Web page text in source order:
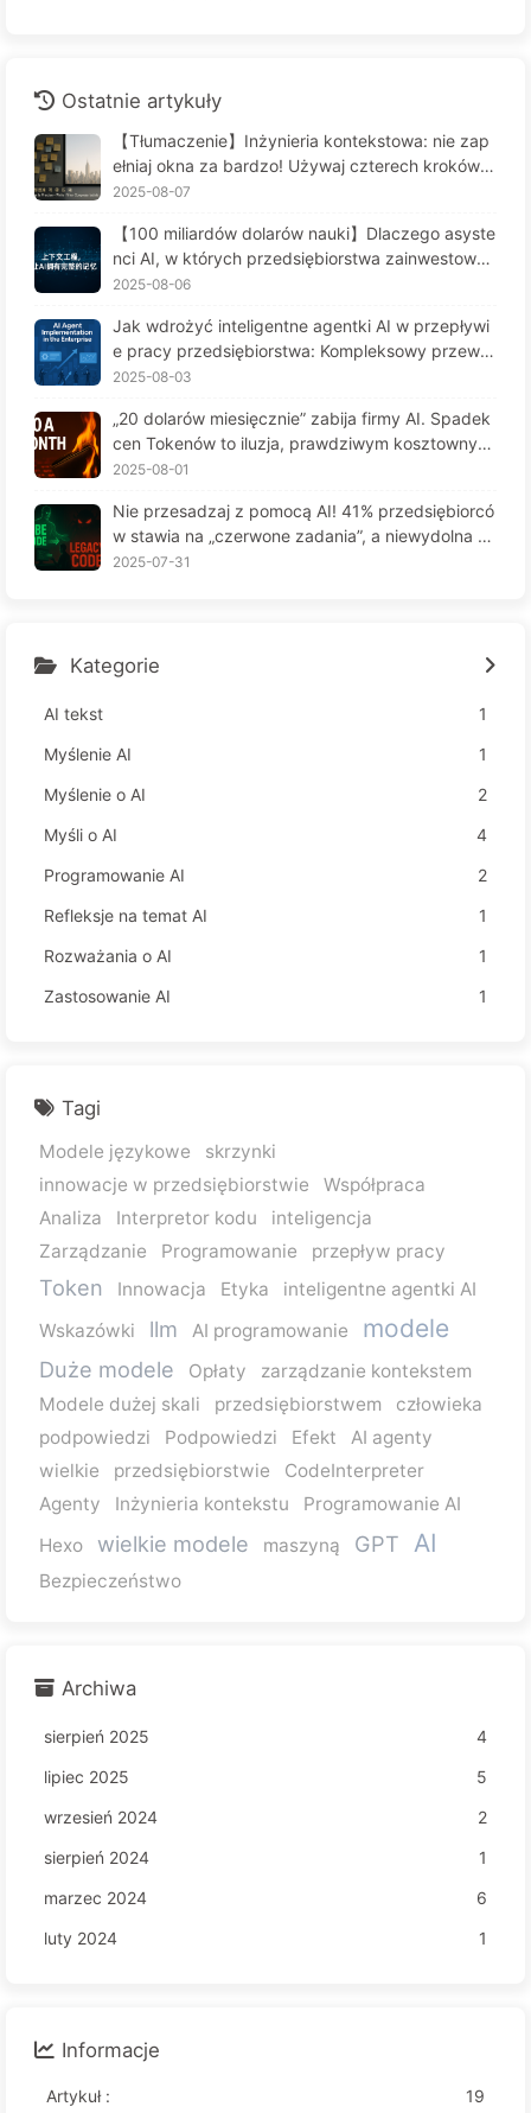
Ostatnie artykuły
【Tłumaczenie】Inżynieria kontekstowa: nie zap
ełniaj okna za bardzo! Używaj czterech kroków d
o zarządzania kontekstem, bądź czujny na zafał
ewnątrz — Uczymy się AI powoli 170
2025-08-07
【100 miliardów dolarów nauki】Dlaczego asyste
nci AI, w których przedsiębiorstwa zainwestował
y fortunę, cierpią na "amnezję" w kluczowych mo
wydajności? — Powoli ucz się AI 169
2025-08-06
Jak wdrożyć inteligentne agentki AI w przepływi
e pracy przedsiębiorstwa: Kompleksowy przewo
dnik wdrożenia na rok 2025 - Powoli ucz się AI16
2025-08-03
„20 dolarów miesięcznie” zabija firmy AI. Spadek
cen Tokenów to iluzja, prawdziwym kosztownym
jest twoja chciwość — powoli ucz się AI164
2025-08-01
Nie przesadzaj z pomocą AI! 41% przedsiębiorcó
w stawia na „czerwone zadania”, a niewydolna te
chnologia czyni pracowników jeszcze bardziej ni
2025-07-31
Kategorie
AI tekst
1
Myślenie AI
1
Myślenie o AI
2
Myśli o AI
4
Programowanie AI
2
Refleksje na temat AI
1
Rozważania o AI
1
Zastosowanie AI
1
Tagi
Modele językowe
skrzynki
innowacje w przedsiębiorstwie
Współpraca
Analiza
Interpretor kodu
inteligencja
Zarządzanie
Programowanie przepływ pracy
Token Innowacja Etyka
inteligentne agentki AI
Wskazówki
llm AI programowanie modele
Duże modele Opłaty
zarządzanie kontekstem
Modele dużej skali
przedsiębiorstwem
człowieka
podpowiedzi
Podpowiedzi Efekt
AI agenty
wielkie
przedsiębiorstwie
CodeInterpreter
Agenty
Inżynieria kontekstu
Programowanie AI
Hexo
wielkie modele maszyną GPT AI
Bezpieczeństwo
Archiwa
sierpień 2025
4
lipiec 2025
5
wrzesień 2024
2
sierpień 2024
1
marzec 2024
6
luty 2024
1
Informacje
Artykuł : 19